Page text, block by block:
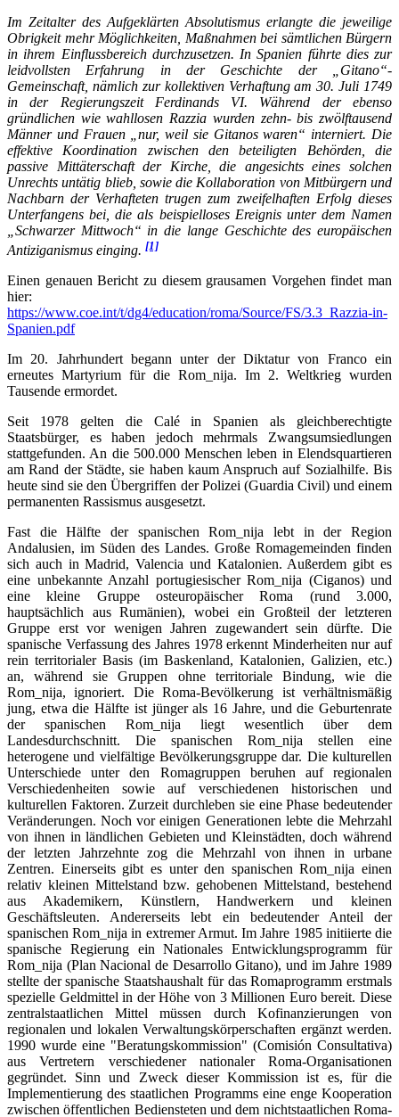
Im Zeitalter des Aufgeklärten Absolutismus erlangte die jeweilige
Obrigkeit mehr Möglichkeiten, Maßnahmen bei sämtlichen Bürgern
in ihrem Einflussbereich durchzusetzen. In Spanien führte dies zur
leidvollsten Erfahrung in der Geschichte der „Gitano“-
Gemeinschaft, nämlich zur kollektiven Verhaftung am 30. Juli 1749
in der Regierungszeit Ferdinands VI. Während der ebenso
gründlichen wie wahllosen Razzia wurden zehn- bis zwölftausend
Männer und Frauen „nur, weil sie Gitanos waren“ interniert. Die
effektive Koordination zwischen den beteiligten Behörden, die
passive Mittäterschaft der Kirche, die angesichts eines solchen
Unrechts untätig blieb, sowie die Kollaboration von Mitbürgern und
Nachbarn der Verhafteten trugen zum zweifelhaften Erfolg dieses
Unterfangens bei, die als beispielloses Ereignis unter dem Namen
„Schwarzer Mittwoch“ in die lange Geschichte des europäischen
Antiziganismus einging. [1]
Einen genauen Bericht zu diesem grausamen Vorgehen findet man
hier:
https://www.coe.int/t/dg4/education/roma/Source/FS/3.3_Razzia-in-
Spanien.pdf
Im 20. Jahrhundert begann unter der Diktatur von Franco ein
erneutes Martyrium für die Rom_nija. Im 2. Weltkrieg wurden
Tausende ermordet.
Seit 1978 gelten die Calé in Spanien als gleichberechtigte
Staatsbürger, es haben jedoch mehrmals Zwangsumsiedlungen
stattgefunden. An die 500.000 Menschen leben in Elendsquartieren
am Rand der Städte, sie haben kaum Anspruch auf Sozialhilfe. Bis
heute sind sie den Übergriffen der Polizei (Guardia Civil) und einem
permanenten Rassismus ausgesetzt.
Fast die Hälfte der spanischen Rom_nija lebt in der Region
Andalusien, im Süden des Landes. Große Romagemeinden finden
sich auch in Madrid, Valencia und Katalonien. Außerdem gibt es
eine unbekannte Anzahl portugiesischer Rom_nija (Ciganos) und
eine kleine Gruppe osteuropäischer Roma (rund 3.000,
hauptsächlich aus Rumänien), wobei ein Großteil der letzteren
Gruppe erst vor wenigen Jahren zugewandert sein dürfte. Die
spanische Verfassung des Jahres 1978 erkennt Minderheiten nur auf
rein territorialer Basis (im Baskenland, Katalonien, Galizien, etc.)
an, während sie Gruppen ohne territoriale Bindung, wie die
Rom_nija, ignoriert. Die Roma-Bevölkerung ist verhältnismäßig
jung, etwa die Hälfte ist jünger als 16 Jahre, und die Geburtenrate
der spanischen Rom_nija liegt wesentlich über dem
Landesdurchschnitt. Die spanischen Rom_nija stellen eine
heterogene und vielfältige Bevölkerungsgruppe dar. Die kulturellen
Unterschiede unter den Romagruppen beruhen auf regionalen
Verschiedenheiten sowie auf verschiedenen historischen und
kulturellen Faktoren. Zurzeit durchleben sie eine Phase bedeutender
Veränderungen. Noch vor einigen Generationen lebte die Mehrzahl
von ihnen in ländlichen Gebieten und Kleinstädten, doch während
der letzten Jahrzehnte zog die Mehrzahl von ihnen in urbane
Zentren. Einerseits gibt es unter den spanischen Rom_nija einen
relativ kleinen Mittelstand bzw. gehobenen Mittelstand, bestehend
aus Akademikern, Künstlern, Handwerkern und kleinen
Geschäftsleuten. Andererseits lebt ein bedeutender Anteil der
spanischen Rom_nija in extremer Armut. Im Jahre 1985 initiierte die
spanische Regierung ein Nationales Entwicklungsprogramm für
Rom_nija (Plan Nacional de Desarrollo Gitano), und im Jahre 1989
stellte der spanische Staatshaushalt für das Romaprogramm erstmals
spezielle Geldmittel in der Höhe von 3 Millionen Euro bereit. Diese
zentralstaatlichen Mittel müssen durch Kofinanzierungen von
regionalen und lokalen Verwaltungskörperschaften ergänzt werden.
1990 wurde eine "Beratungskommission" (Comisión Consultativa)
aus Vertretern verschiedener nationaler Roma-Organisationen
gegründet. Sinn und Zweck dieser Kommission ist es, für die
Implementierung des staatlichen Programms eine enge Kooperation
zwischen öffentlichen Bediensteten und dem nichtstaatlichen Roma-